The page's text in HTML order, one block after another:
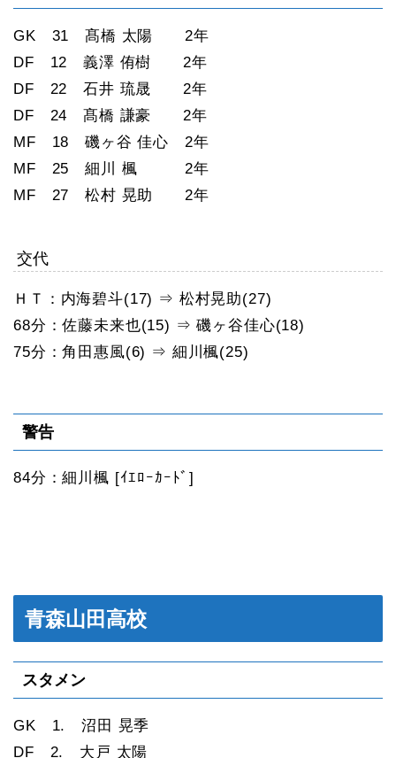
GK 31 髙橋 太陽 2年
DF 12 義澤 侑樹 2年
DF 22 石井 琉晟 2年
DF 24 髙橋 謙豪 2年
MF 18 磯ヶ谷 佳心 2年
MF 25 細川 楓 2年
MF 27 松村 晃助 2年
交代
ＨＴ：内海碧斗(17) ⇒ 松村晃助(27)
68分：佐藤未来也(15) ⇒ 磯ヶ谷佳心(18)
75分：角田惠風(6) ⇒ 細川楓(25)
警告
84分：細川楓 [ｲｴﾛｰｶｰﾄﾞ]
青森山田高校
スタメン
GK 1. 沼田 晃季
DF 2. 大戸 太陽